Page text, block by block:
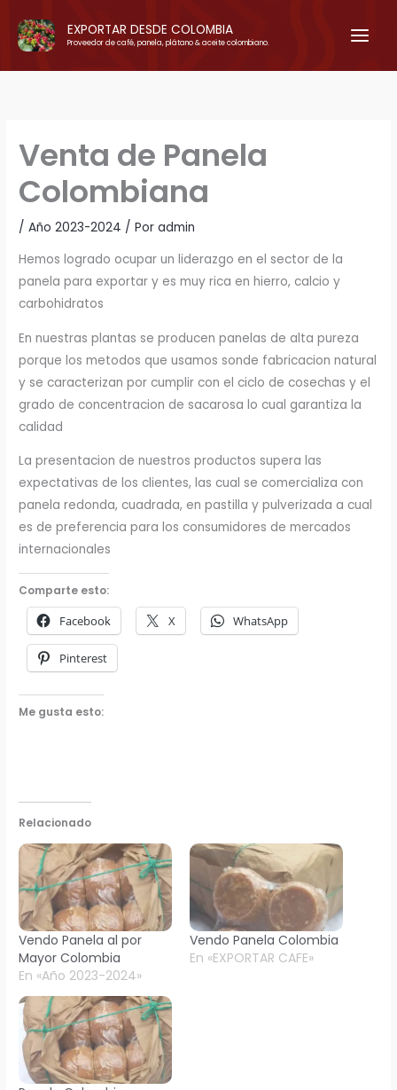
contenido
EXPORTAR DESDE COLOMBIA
Proveedor de café, panela, plátano & aceite colombiano.
Venta de Panela
Colombiana
/Año 2023-2024 / Poradmin
Hemos logrado ocupar un liderazgo en el sector de la
panela para exportar y es muy rica en hierro, calcio y
carbohidratos
En nuestras plantas se producen panelas de alta pureza
porque los metodos que usamos sonde fabricacion natural
y se caracterizan por cumplir con el ciclo de cosechas y el
grado de concentracion de sacarosa lo cual garantiza la
calidad
La presentacion de nuestros productos supera las
expectativas de los clientes, las cual se comercializa con
panela redonda, cuadrada, en pastilla y pulverizada a cual
es de preferencia para los consumidores de mercados
internacionales
Comparte esto:
Facebook X WhatsApp
Pinterest
Me gusta esto:
Relacionado
Vendo Panela al por
Mayor Colombia
En «Año 2023-2024»
Vendo Panela Colombia
En «EXPORTAR CAFE»